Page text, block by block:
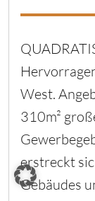
West.
310m²
erstreckt
Gebäudes